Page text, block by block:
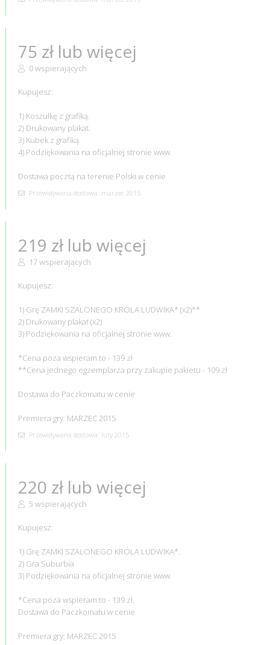
75 zł lub więcej
0 wspierających
Kupujesz:
1) Koszulkę z grafiką.
2) Drukowany plakat.
3) Kubek z grafiką.
4) Podziękowania na oficjalnej stronie www.
Dostawa pocztą na terenie Polski w cenie
Przewidywana dostawa: marzec 2015
219 zł lub więcej
17 wspierających
Kupujesz:
1) Grę ZAMKI SZALONEGO KRÓLA LUDWIKA* (x2)**
2) Drukowany plakat (x2)
3) Podziękowania na oficjalnej stronie www.
*Cena poza wspieram.to - 139 zł
**Cena jednego egzemplarza przy zakupie pakietu - 109 zł
Dostawa do Paczkomatu w cenie
Premiera gry: MARZEC 2015
Przewidywana dostawa: luty 2015
220 zł lub więcej
5 wspierających
Kupujesz:
1) Grę ZAMKI SZALONEGO KRÓLA LUDWIKA*.
2) Gra Suburbia
3) Podziękowania na oficjalnej stronie www.
*Cena poza wspieram.to - 139 zł.
Dostawa do Paczkomatu w cenie.
Premiera gry: MARZEC 2015